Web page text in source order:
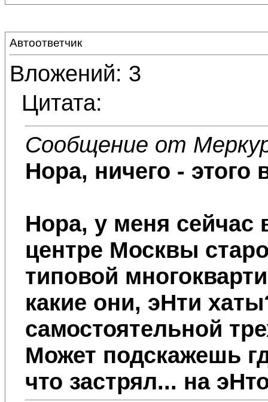
Автоответчик
Вложений: 3
Цитата:
Сообщение от
Нора, ничего - этого
Нора, у меня сейчас
центре Москвы
типовой
какие они, эНти
самостоятельной
Может подскажешь
что застрял... на